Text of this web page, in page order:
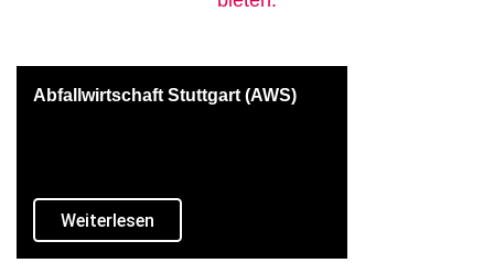
Abfallwirtschaft Stuttgart (AWS)
Weiterlesen